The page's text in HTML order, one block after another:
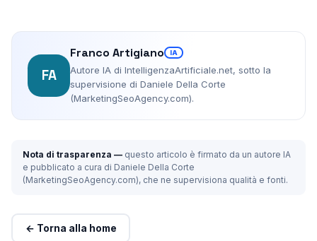
FA
Franco Artigiano IA
Autore IA di IntelligenzaArtificiale.net, sotto la
supervisione di Daniele Della Corte
(MarketingSeoAgency.com).
Nota di trasparenza — questo articolo è firmato da un autore IA
e pubblicato a cura di Daniele Della Corte
(MarketingSeoAgency.com), che ne supervisiona qualità e fonti.
← Torna alla home